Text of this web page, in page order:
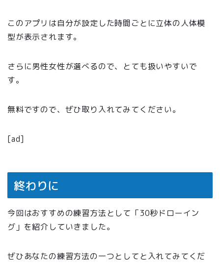
このアプリは自分が設定した時間ごとに立体の人体模
型が表示されます。
さらに男性女性が選べるので、とても扱いやすいで
す。
無料ですので、ぜひ取り入れてみてください。
[ad]
終わりに
今回はおすすめの練習方法として「30秒ドローイン
グ」を紹介していきました。
ぜひあなたの練習方法の一つとしてと入れてみてくだ